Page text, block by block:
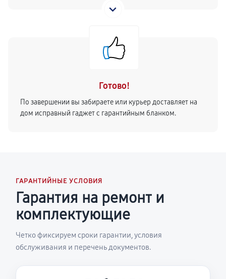
Готово!
По завершении вы забираете или курьер доставляет на
дом исправный гаджет с гарантийным бланком.
ГАРАНТИЙНЫЕ УСЛОВИЯ
Гарантия на ремонт и
комплектующие
Четко фиксируем сроки гарантии, условия
обслуживания и перечень документов.